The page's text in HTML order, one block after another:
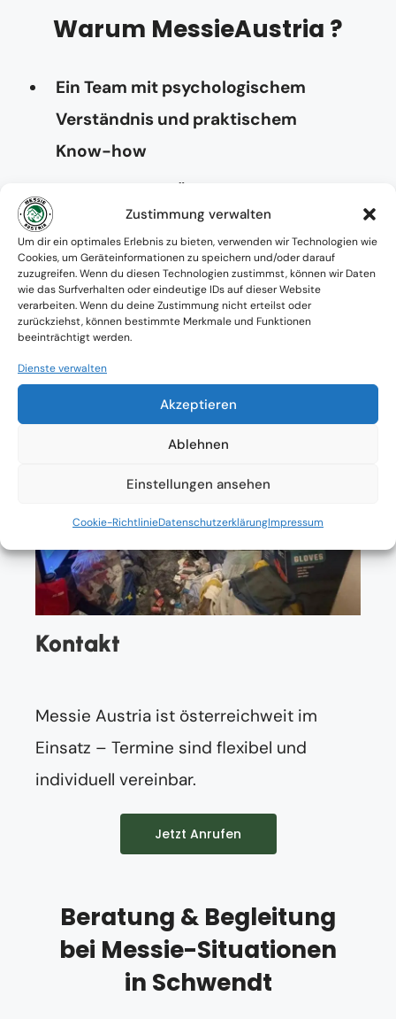
Zustimmung verwalten
Um dir ein optimales Erlebnis zu bieten, verwenden wir Technologien wie
Cookies, um Geräteinformationen zu speichern und/oder darauf
zuzugreifen. Wenn du diesen Technologien zustimmst, können wir Daten
wie das Surfverhalten oder eindeutige IDs auf dieser Website
verarbeiten. Wenn du deine Zustimmung nicht erteilst oder
zurückziehst, können bestimmte Merkmale und Funktionen
beeinträchtigt werden.
Dienste verwalten
Akzeptieren
Ablehnen
Einstellungen ansehen
Cookie-RichtlinieDatenschutzerklärungImpressum
Warum MessieAustria ?
Ein Team mit psychologischem
Verständnis und praktischem
Know-how
Absolute Diskretion & keine
Zusammenarbeit mit Ämtern ohne
Einverständnis
Kontakt
Messie Austria ist österreichweit im
Einsatz – Termine sind flexibel und
individuell vereinbar.
Jetzt Anrufen
Beratung & Begleitung
bei Messie-Situationen
in Schwendt